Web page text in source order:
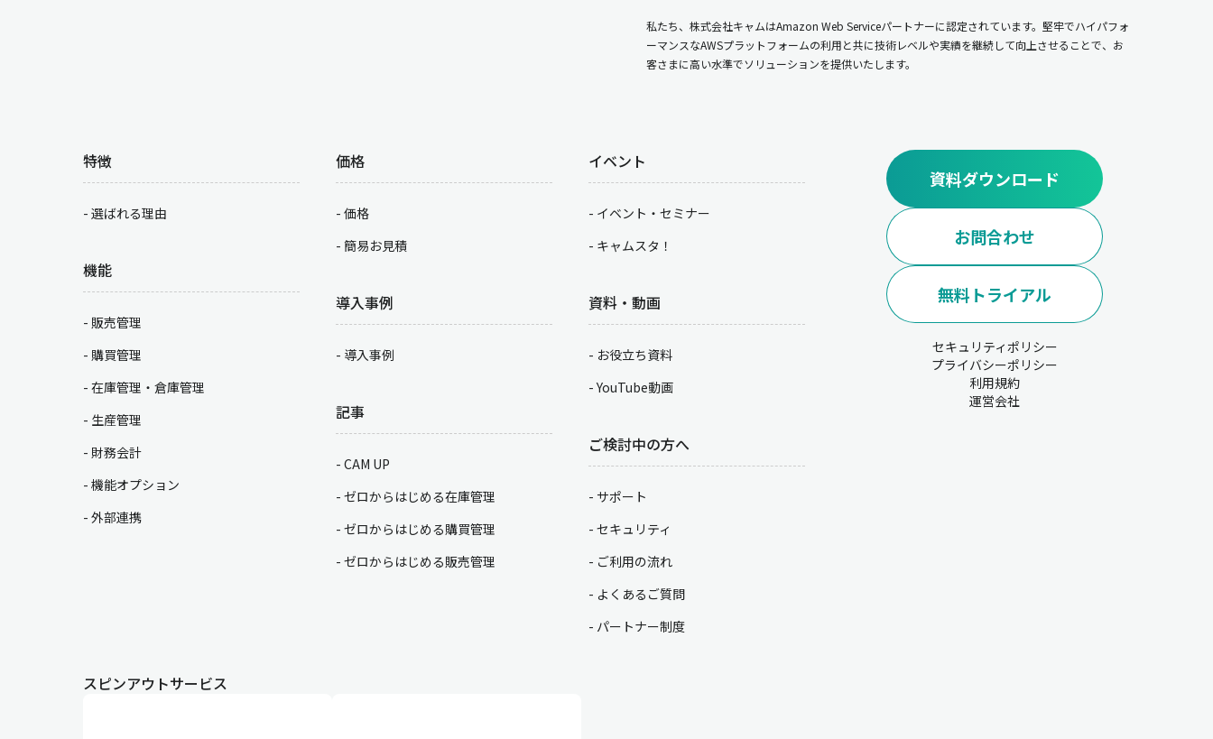
私たち、株式会社キャムはAmazon Web Serviceパートナーに認定されています。堅牢でハイパフォ
ーマンスなAWSプラットフォームの利用と共に技術レベルや実績を継続して向上させることで、お
客さまに高い水準でソリューションを提供いたします。
特徴
選ばれる理由
機能
販売管理
購買管理
在庫管理・倉庫管理
生産管理
財務会計
機能オプション
外部連携
価格
価格
簡易お見積
導入事例
導入事例
記事
CAM UP
ゼロからはじめる在庫管理
ゼロからはじめる購買管理
ゼロからはじめる販売管理
イベント
イベント・セミナー
キャムスタ！
資料・動画
お役立ち資料
YouTube動画
ご検討中の方へ
サポート
セキュリティ
ご利用の流れ
よくあるご質問
パートナー制度
資料ダウンロード
お問合わせ
無料トライアル
セキュリティポリシー
プライバシーポリシー
利用規約
運営会社
スピンアウトサービス